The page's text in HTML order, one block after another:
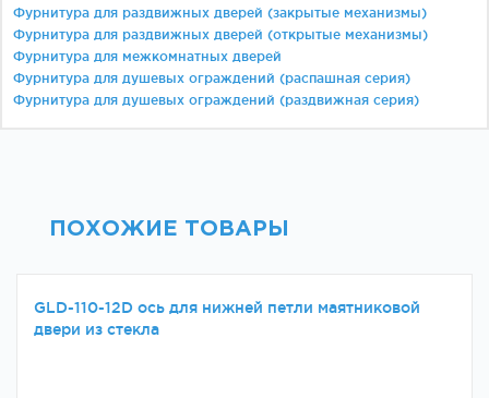
Фурнитура для раздвижных дверей (закрытые механизмы)
Фурнитура для раздвижных дверей (открытые механизмы)
Фурнитура для межкомнатных дверей
Фурнитура для душевых ограждений (распашная серия)
Фурнитура для душевых ограждений (раздвижная серия)
ПОХОЖИЕ ТОВАРЫ
GLD-110-12D ось для нижней петли маятниковой
двери из стекла